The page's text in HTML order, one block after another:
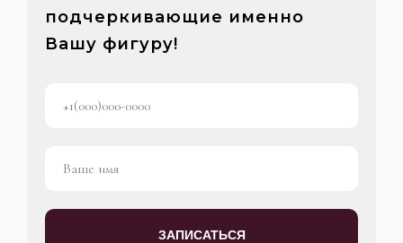
подчеркивающие именно
Вашу фигуру!
ЗАПИСАТЬСЯ